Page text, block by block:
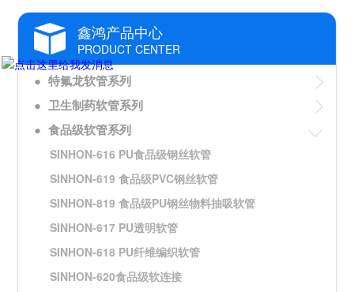
鑫鸿产品中心
PRODUCT CENTER
● 特氟龙软管系列
● 卫生制药软管系列
● 食品级软管系列
SINHON-616 PU食品级钢丝软管
SINHON-619 食品级PVC钢丝软管
SINHON-819 食品级PU钢丝物料抽吸软管
SINHON-617 PU透明软管
SINHON-618 PU纤维编织软管
SINHON-620食品级软连接